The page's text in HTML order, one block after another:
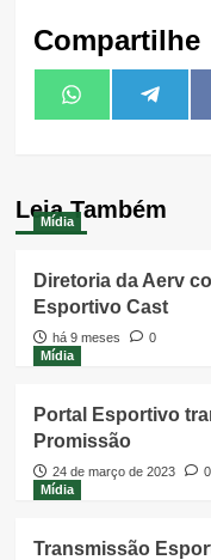
Compartilhe
Share
on
WhatsAppShare
on
Leia Também
Mídia
Diretoria da Aerv
Esportivo Cast
há 9 meses
0
Mídia
Portal Esportivo
Promissão
24 de março de 2023
0
Mídia
Transmissão